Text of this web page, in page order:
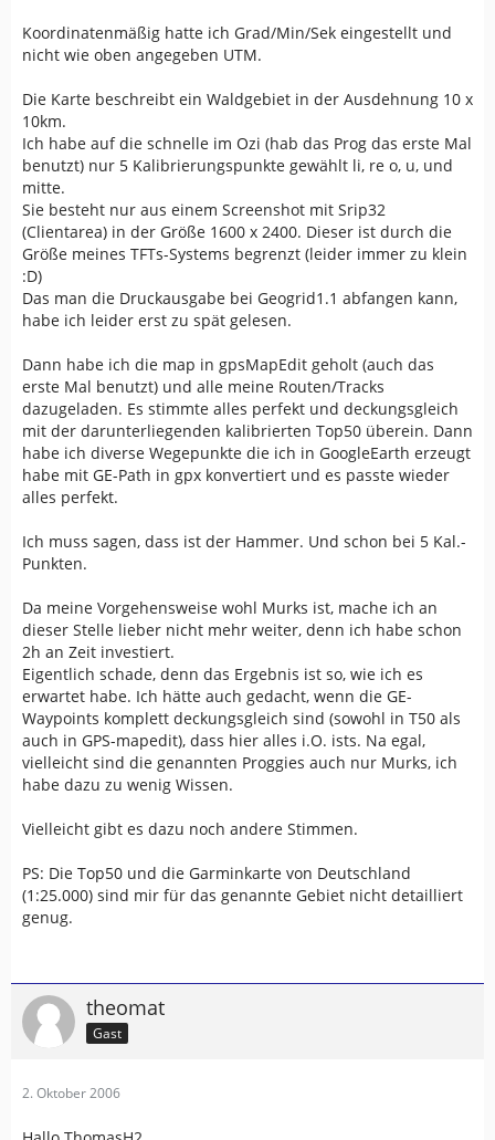
Koordinatenmäßig hatte ich Grad/Min/Sek eingestellt und
nicht wie oben angegeben UTM.
Die Karte beschreibt ein Waldgebiet in der Ausdehnung 10 x
10km.
Ich habe auf die schnelle im Ozi (hab das Prog das erste Mal
benutzt) nur 5 Kalibrierungspunkte gewählt li, re o, u, und
mitte.
Sie besteht nur aus einem Screenshot mit Srip32
(Clientarea) in der Größe 1600 x 2400. Dieser ist durch die
Größe meines TFTs-Systems begrenzt (leider immer zu klein
:D)
Das man die Druckausgabe bei Geogrid1.1 abfangen kann,
habe ich leider erst zu spät gelesen.
Dann habe ich die map in gpsMapEdit geholt (auch das
erste Mal benutzt) und alle meine Routen/Tracks
dazugeladen. Es stimmte alles perfekt und deckungsgleich
mit der darunterliegenden kalibrierten Top50 überein. Dann
habe ich diverse Wegepunkte die ich in GoogleEarth erzeugt
habe mit GE-Path in gpx konvertiert und es passte wieder
alles perfekt.
Ich muss sagen, dass ist der Hammer. Und schon bei 5 Kal.-
Punkten.
Da meine Vorgehensweise wohl Murks ist, mache ich an
dieser Stelle lieber nicht mehr weiter, denn ich habe schon
2h an Zeit investiert.
Eigentlich schade, denn das Ergebnis ist so, wie ich es
erwartet habe. Ich hätte auch gedacht, wenn die GE-
Waypoints komplett deckungsgleich sind (sowohl in T50 als
auch in GPS-mapedit), dass hier alles i.O. ists. Na egal,
vielleicht sind die genannten Proggies auch nur Murks, ich
habe dazu zu wenig Wissen.
Vielleicht gibt es dazu noch andere Stimmen.
PS: Die Top50 und die Garminkarte von Deutschland
(1:25.000) sind mir für das genannte Gebiet nicht detailliert
genug.
theomat
Gast
2. Oktober 2006